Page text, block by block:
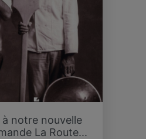
à notre nouvelle
La Route...